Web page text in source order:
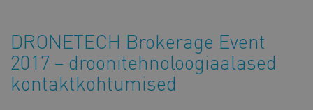
DRONETECH Brokerage Event
2017 – droonitehnoloogiaalased
kontaktkohtumised